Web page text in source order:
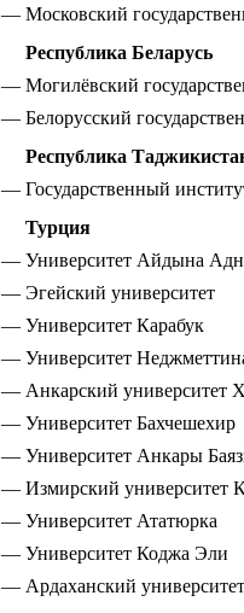
— Московский
Республика Беларусь
— Могилёвский
— Белорусский
Республика
— Государственный
Турция
— Университет Айдына
— Эгейский университет
— Университет Карабук
— Университет
— Анкарский университет
— Университет Бахчешехир
— Университет Анкары
— Измирский университет
— Университет Ататюрка
— Университет Коджа Эли
— Ардаханский университет